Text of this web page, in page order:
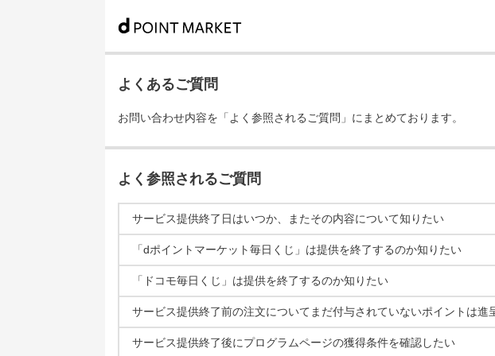
よくあるご質問
お問い合わせ内容を「よく参照されるご質問」にまとめております。
よく参照されるご質問
サービス提供終了日はいつか、またその内容について知りたい
「dポイントマーケット毎日くじ」は提供を終了するのか知りたい
「ドコモ毎日くじ」は提供を終了するのか知りたい
サービス提供終了前の注文についてまだ付与されていないポイントは進
サービス提供終了後にプログラムページの獲得条件を確認したい